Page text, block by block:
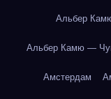
Альбер
Альбер Камю —
Амстердам